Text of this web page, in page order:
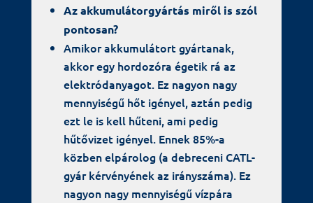
Az akkumulátorgyártás miről is szól
pontosan?
Amikor akkumulátort gyártanak,
akkor egy hordozóra égetik rá az
elektródanyagot. Ez nagyon nagy
mennyiségű hőt igényel, aztán pedig
ezt le is kell hűteni, ami pedig
hűtővizet igényel. Ennek 85%-a
közben elpárolog (a debreceni CATL-
gyár kérvényének az irányszáma). Ez
nagyon nagy mennyiségű vízpára